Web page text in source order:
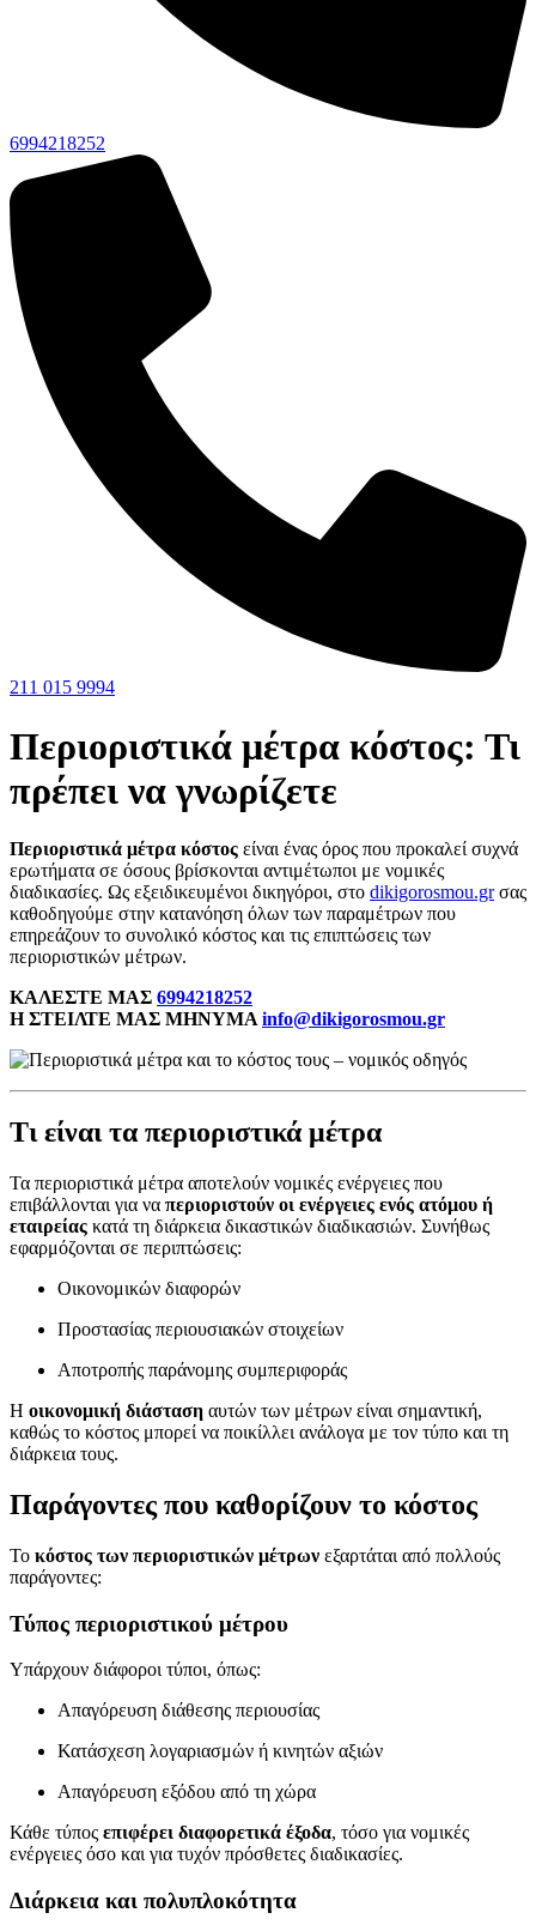
6994218252
211 015 9994
Περιοριστικά μέτρα κόστος: Τι
πρέπει να γνωρίζετε
Περιοριστικά μέτρα κόστος είναι ένας όρος που προκαλεί συχνά
ερωτήματα σε όσους βρίσκονται αντιμέτωποι με νομικές
διαδικασίες. Ως εξειδικευμένοι δικηγόροι, στο dikigorosmou.grσας
καθοδηγούμε στην κατανόηση όλων των παραμέτρων που
επηρεάζουν το συνολικό κόστος και τις επιπτώσεις των
περιοριστικών μέτρων.
ΚΑΛΕΣΤΕ ΜΑΣ 6994218252
Η ΣΤΕΙΛΤΕ ΜΑΣ ΜΗΝΥΜΑ info@dikigorosmou.gr
Τι είναι τα περιοριστικά μέτρα
Τα περιοριστικά μέτρα αποτελούν νομικές ενέργειες που
επιβάλλονται για να περιοριστούν οι ενέργειες ενός ατόμου ή
εταιρείας κατά τη διάρκεια δικαστικών διαδικασιών. Συνήθως
εφαρμόζονται σε περιπτώσεις:
Οικονομικών διαφορών
Προστασίας περιουσιακών στοιχείων
Αποτροπής παράνομης συμπεριφοράς
Η οικονομική διάσταση αυτών των μέτρων είναι σημαντική,
καθώς το κόστος μπορεί να ποικίλλει ανάλογα με τον τύπο και τη
διάρκεια τους.
Παράγοντες που καθορίζουν το κόστος
Το κόστος των περιοριστικών μέτρων εξαρτάται από πολλούς
παράγοντες:
Τύπος περιοριστικού μέτρου
Υπάρχουν διάφοροι τύποι, όπως:
Απαγόρευση διάθεσης περιουσίας
Κατάσχεση λογαριασμών ή κινητών αξιών
Απαγόρευση εξόδου από τη χώρα
Κάθε τύπος επιφέρει διαφορετικά έξοδα, τόσο για νομικές
ενέργειες όσο και για τυχόν πρόσθετες διαδικασίες.
Διάρκεια και πολυπλοκότητα